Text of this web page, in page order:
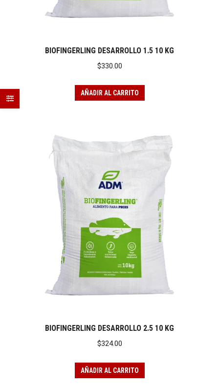
BIOFINGERLING DESARROLLO 1.5 10 KG
$330.00
AÑADIR AL CARRITO
BIOFINGERLING DESARROLLO 2.5 10 KG
$324.00
AÑADIR AL CARRITO